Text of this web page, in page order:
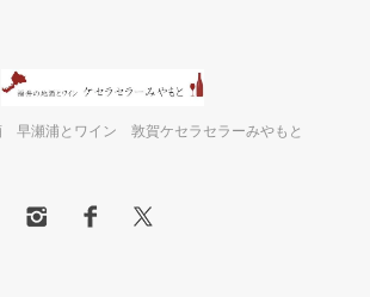
早瀬浦とワイン 敦賀ケセラセラーみやもと